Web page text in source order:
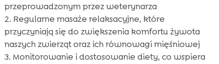
przeprowadzonym przez weterynarza
Regularne masaże relaksacyjne, które
przyczyniają się do zwiększenia komfortu żywota
naszych zwierząt oraz ich równowagi mięśniowej
Monitorowanie i dostosowanie diety, co wspiera